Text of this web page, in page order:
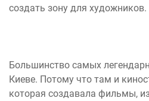
создать зону для художников.
Большинство самых
Киеве. Потому что там и
которая создавала фильмы,